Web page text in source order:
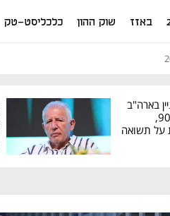
באזז שוק ההון כלכליסט-טק
בארה"ב
צנח ב-90%,
על תשואה